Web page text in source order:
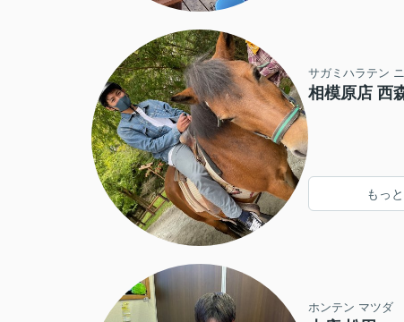
サガミハラテン
相模原店 西
もっ
ホンテン マツダ